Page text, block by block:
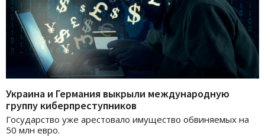
Украина и Германия выкрыли международную
группу киберпреступников
Государство уже арестовало имущество обвиняемых на
50 млн евро.